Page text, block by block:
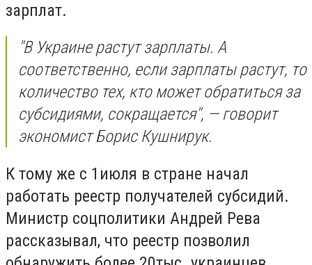
зарплат.
"В Украине растут зарплаты. А
соответственно, если зарплаты растут, то
количество тех, кто может обратиться за
субсидиями, сокращается", — говорит
экономист Борис Кушнирук.
К тому же с 1июля в стране начал
работать реестр получателей субсидий.
Министр соцполитики Андрей Рева
рассказывал, что реестр позволил